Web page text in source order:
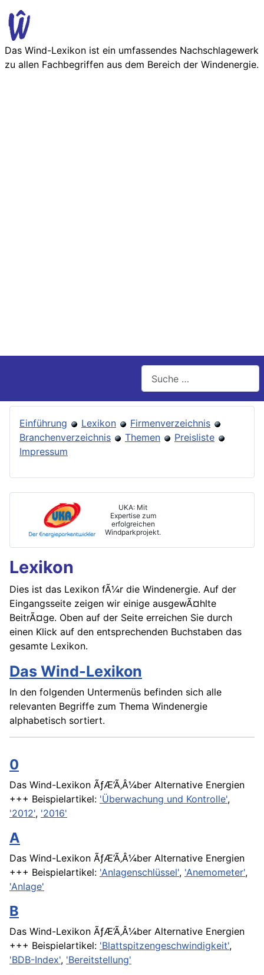
Das Wind-Lexikon ist ein umfassendes Nachschlage­werk
zu allen Fachbegriffen aus dem Bereich der Wind­energie.
Einführung Lexikon
Firmenverzeichnis
Branchenverzeichnis
Themen
Preisliste
Impressum
UKA: Mit
Expertise zum
erfolgreichen
Windparkprojekt.
Lexikon
Dies ist das Lexikon fÃ¼r die Windenergie. Auf der
Eingangsseite zeigen wir einige ausgewÃ¤hlte
BeitrÃ¤ge. Oben auf der Seite erreichen Sie durch
einen Klick auf den entsprechenden Buchstaben das
gesamte Lexikon.
Das Wind-Lexikon
In den folgenden Untermenüs befinden sich alle
relevanten Begriffe zum Thema Windenergie
alphabetisch sortiert.
0
Das Wind-Lexikon ÃƒÆ’Ã‚Â¼ber Alternative Energien
+++ Beispielartikel: 'Überwachung und Kontrolle',
'2012', '2016'
A
Das Wind-Lexikon ÃƒÆ’Ã‚Â¼ber Alternative Energien
+++ Beispielartikel: 'Anlagenschlüssel', 'Anemometer',
'Anlage'
B
Das Wind-Lexikon ÃƒÆ’Ã‚Â¼ber Alternative Energien
+++ Beispielartikel: 'Blattspitzengeschwindigkeit',
'BDB-Index', 'Bereitstellung'